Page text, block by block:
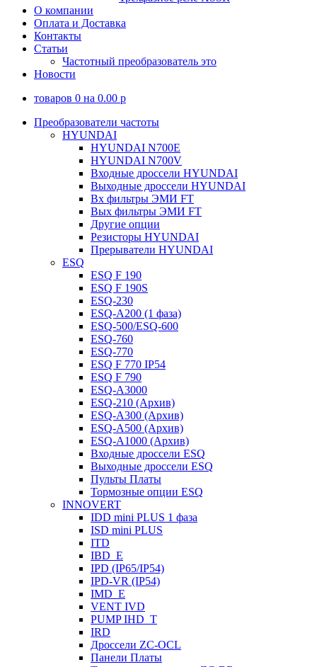
О компании
Оплата и Доставка
Контакты
Статьи
Частотный преобразователь это
Новости
товаров 0 на 0.00 p
Преобразователи частоты
HYUNDAI
HYUNDAI N700E
HYUNDAI N700V
Входные дроссели HYUNDAI
Выходные дроссели HYUNDAI
Вх фильтры ЭМИ FT
Вых фильтры ЭМИ FT
Другие опции
Резисторы HYUNDAI
Прерыватели HYUNDAI
ESQ
ESQ F 190
ESQ F 190S
ESQ-230
ESQ-A200 (1 фаза)
ESQ-500/ESQ-600
ESQ-760
ESQ-770
ESQ F 770 IP54
ESQ F 790
ESQ-A3000
ESQ-210 (Архив)
ESQ-A300 (Архив)
ESQ-A500 (Архив)
ESQ-A1000 (Архив)
Входные дроссели ESQ
Выходные дроссели ESQ
Пульты Платы
Тормозные опции ESQ
INNOVERT
IDD mini PLUS 1 фаза
ISD mini PLUS
ITD
IBD_E
IPD (IP65/IP54)
IРD-VR (IP54)
IMD_E
VENT IVD
PUMP IHD_T
IRD
Дроссели ZC-OCL
Панели Платы